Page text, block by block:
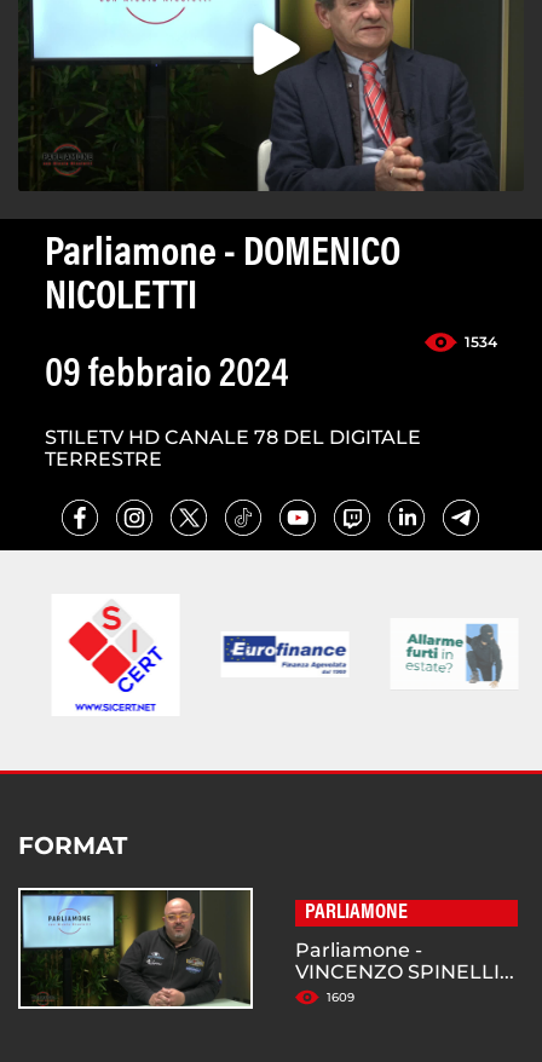
Parliamone - DOMENICO
NICOLETTI
1534
09 febbraio 2024
STILETV HD CANALE 78 DEL DIGITALE
TERRESTRE
FORMAT
PARLIAMONE
Parliamone -
VINCENZO SPINELLI...
1609